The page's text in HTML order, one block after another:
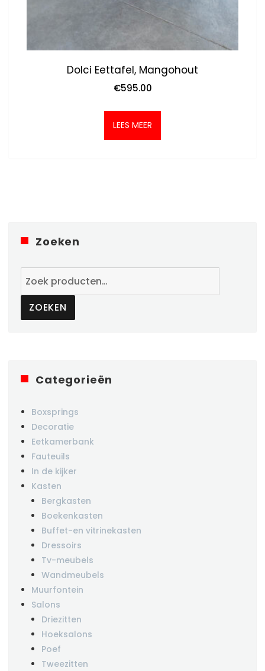
Dolci Eettafel, Mangohout
€595.00
LEES MEER
Zoeken
naar:
ZOEKEN
Categorieën
Boxsprings
Decoratie
Eetkamerbank
Fauteuils
In de kijker
Kasten
Bergkasten
Boekenkasten
Buffet-en vitrinekasten
Dressoirs
Tv-meubels
Wandmeubels
Muurfontein
Salons
Driezitten
Hoeksalons
Poef
Tweezitten